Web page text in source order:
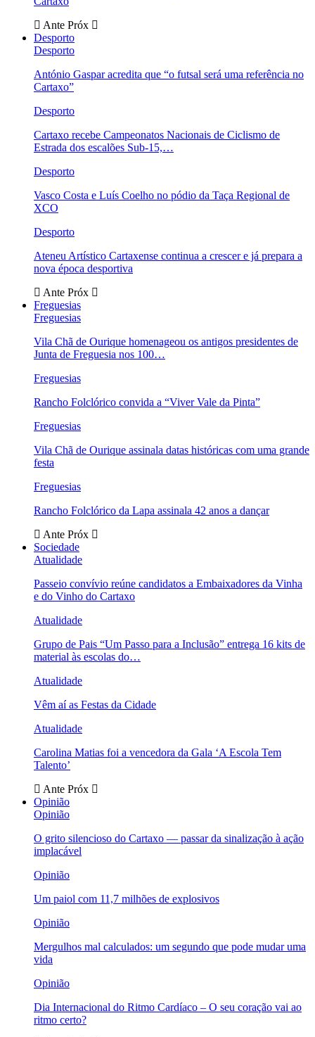
Ante Próx
Desporto
Desporto
António Gaspar acredita que “o futsal será uma referência no
Cartaxo”
Desporto
Cartaxo recebe Campeonatos Nacionais de Ciclismo de
Estrada dos escalões Sub-15,…
Desporto
Vasco Costa e Luís Coelho no pódio da Taça Regional de
XCO
Desporto
Ateneu Artístico Cartaxense continua a crescer e já prepara a
nova época desportiva
Ante Próx
Freguesias
Freguesias
Vila Chã de Ourique homenageou os antigos presidentes de
Junta de Freguesia nos 100…
Freguesias
Rancho Folclórico convida a “Viver Vale da Pinta”
Freguesias
Vila Chã de Ourique assinala datas históricas com uma grande
festa
Freguesias
Rancho Folclórico da Lapa assinala 42 anos a dançar
Ante Próx
Sociedade
Atualidade
Passeio convívio reúne candidatos a Embaixadores da Vinha
e do Vinho do Cartaxo
Atualidade
Grupo de Pais “Um Passo para a Inclusão” entrega 16 kits de
material às escolas do…
Atualidade
Vêm aí as Festas da Cidade
Atualidade
Carolina Matias foi a vencedora da Gala ‘A Escola Tem
Talento’
Ante Próx
Opinião
Opinião
O grito silencioso do Cartaxo — passar da sinalização à ação
implacável
Opinião
Um paiol com 11,7 milhões de explosivos
Opinião
Mergulhos mal calculados: um segundo que pode mudar uma
vida
Opinião
Dia Internacional do Ritmo Cardíaco – O seu coração vai ao
ritmo certo?